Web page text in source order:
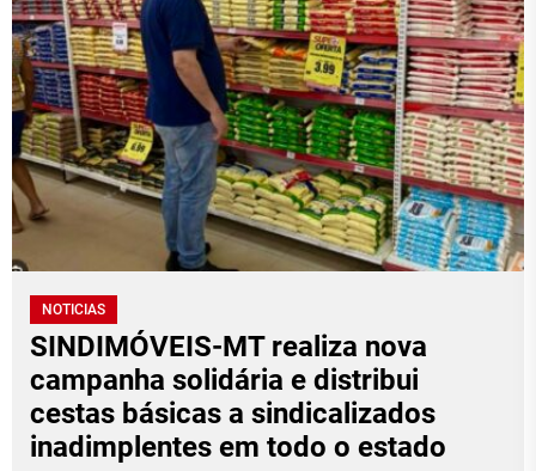
NOTICIAS
SINDIMÓVEIS-MT realiza nova
campanha solidária e distribui
cestas básicas a sindicalizados
inadimplentes em todo o estado